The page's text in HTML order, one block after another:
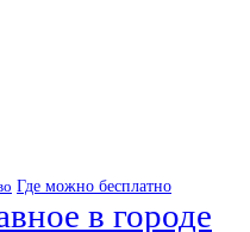
Где можно бесплатно
в городе